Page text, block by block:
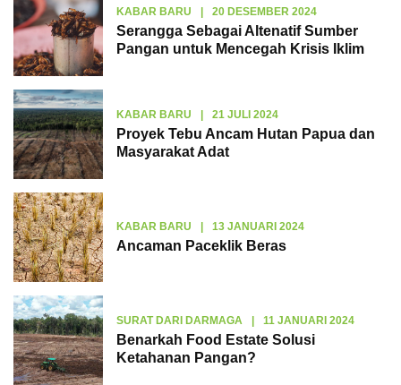
KABAR BARU | 20 DESEMBER 2024
Serangga Sebagai Altenatif Sumber
Pangan untuk Mencegah Krisis Iklim
KABAR BARU | 21 JULI 2024
Proyek Tebu Ancam Hutan Papua dan
Masyarakat Adat
KABAR BARU | 13 JANUARI 2024
Ancaman Paceklik Beras
SURAT DARI DARMAGA | 11 JANUARI 2024
Benarkah Food Estate Solusi
Ketahanan Pangan?